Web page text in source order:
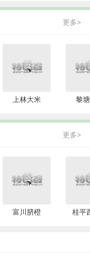
更多>
上林大米 黎
更多>
富川脐橙 桂平